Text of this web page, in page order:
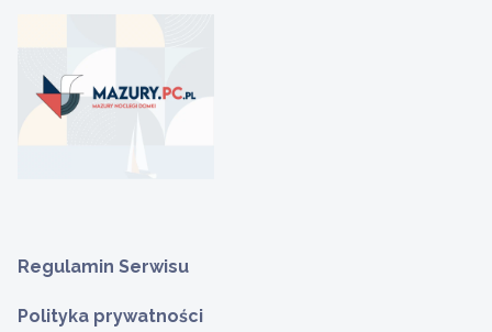
Regulamin Serwisu
Polityka prywatności